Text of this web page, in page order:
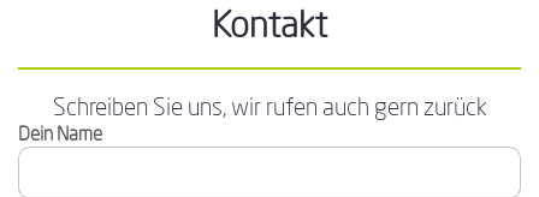
Kontakt
Schreiben Sie uns, wir rufen auch gern zurück
Dein Name